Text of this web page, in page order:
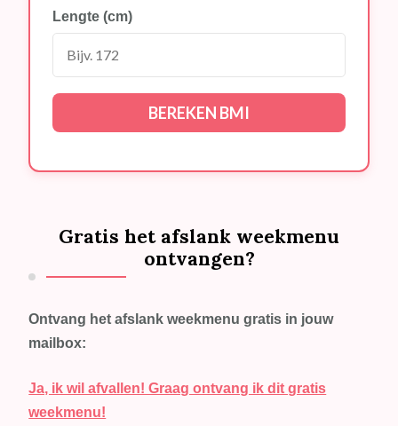
Lengte (cm)
BEREKEN BMI
Gratis het afslank weekmenu
ontvangen?
Ontvang het afslank weekmenu gratis in jouw
mailbox:
Ja, ik wil afvallen! Graag ontvang ik dit gratis
weekmenu!